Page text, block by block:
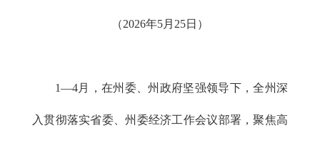
（2026年5月25日）
1—4月，在州委、州政府坚强领导下，全州深
入贯彻落实省委、州委经济工作会议部署，聚焦高